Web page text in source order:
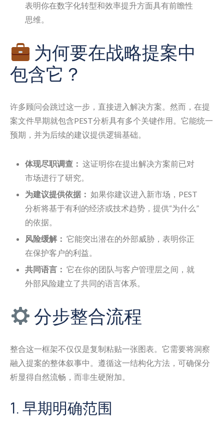
表明你在数字化转型和效率提升方面具有前瞻性
思维。
为何要在战略提案中
包含它？
许多顾问会跳过这一步，直接进入解决方案。然而，在提
案文件早期就包含PEST分析具有多个关键作用。它能统一
预期，并为后续的建议提供逻辑基础。
体现尽职调查： 这证明你在提出解决方案前已对
市场进行了研究。
为建议提供依据： 如果你建议进入新市场，PEST
分析将基于有利的经济或技术趋势，提供“为什么”
的依据。
风险缓解： 它能突出潜在的外部威胁，表明你正
在保护客户的利益。
共同语言： 它在你的团队与客户管理层之间，就
外部风险建立了共同的语言体系。
分步整合流程
整合这一框架不仅仅是复制粘贴一张图表。它需要将洞察
融入提案的整体叙事中。遵循这一结构化方法，可确保分
析显得自然流畅，而非生硬附加。
1. 早期明确范围